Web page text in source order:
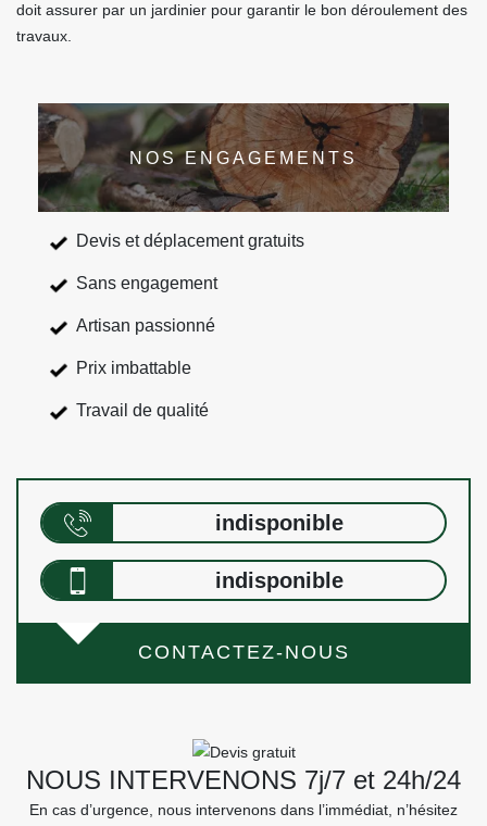
doit assurer par un jardinier pour garantir le bon déroulement des
travaux.
NOS ENGAGEMENTS
Devis et déplacement gratuits
Sans engagement
Artisan passionné
Prix imbattable
Travail de qualité
indisponible
indisponible
CONTACTEZ-NOUS
NOUS INTERVENONS 7j/7 et 24h/24
En cas d’urgence, nous intervenons dans l’immédiat, n’hésitez